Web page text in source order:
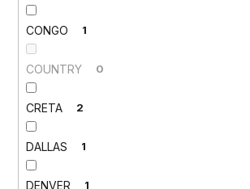
CONGO 1
COUNTRY 0
CRETA 2
DALLAS 1
DENVER 1